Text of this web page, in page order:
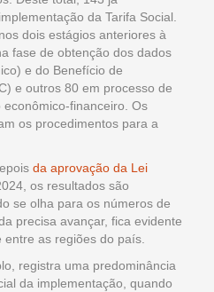
da Tarifa Social.
dois estágios anteriores à
fase de obtenção dos dados
e do Benefício de
e outros 80 em processo de
financeiro. Os
os procedimentos para a
da aprovação da Lei
os resultados são
se olha para os números de
precisa avançar, fica evidente
as regiões do país.
registra uma predominância
da implementação, quando